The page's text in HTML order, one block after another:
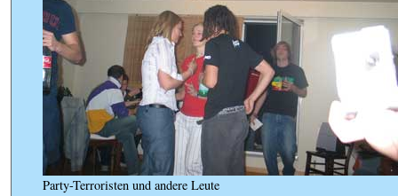
Party-Terroristen und andere Leute